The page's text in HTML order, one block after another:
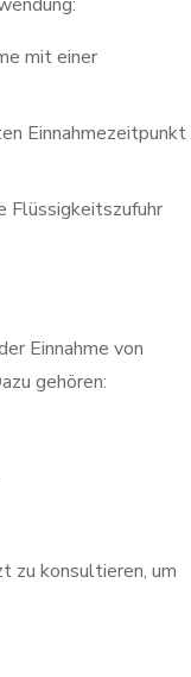
mit einer
Einnahmezeitpunkt
Flüssigkeitszufuhr
Einnahme von
gehören:
zu konsultieren, um